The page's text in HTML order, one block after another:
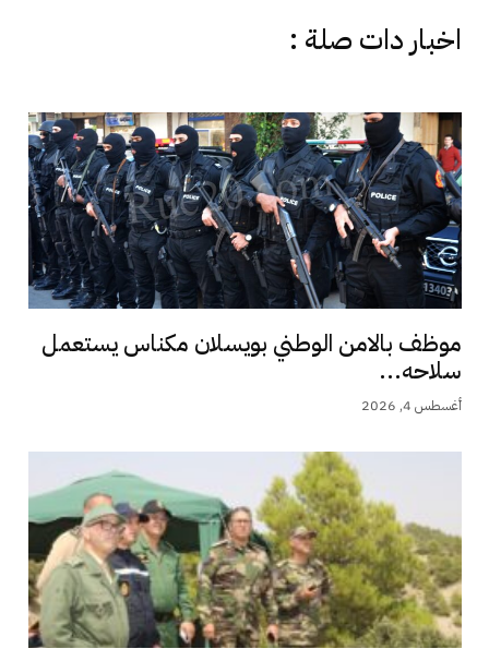
اخبار دات صلة :
موظف بالامن الوطني بويسلان مكناس يستعمل
سلاحه...
أغسطس 4, 2026